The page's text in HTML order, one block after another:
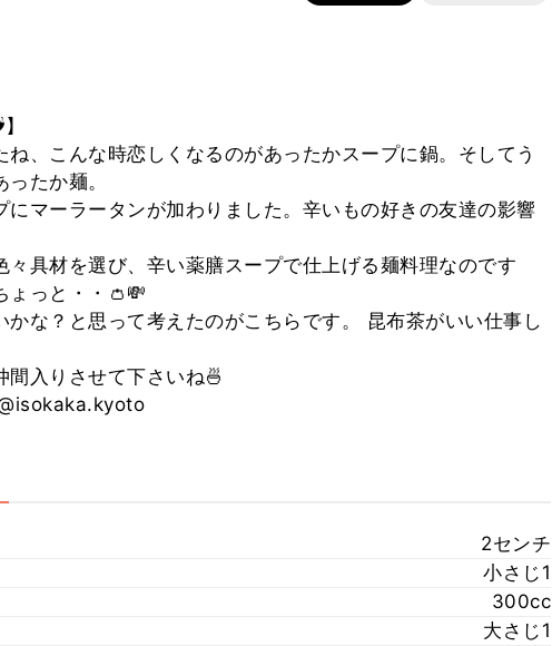
、こんな時恋しくなるのがあったかスープに鍋。そしてう
たか麺。
にマーラータンが加わりました。辛いもの好きの友達の影響
々具材を選び、辛い薬膳スープで仕上げる麺料理なのです
ょっと・・👛💸
かな？と思って考えたのがこちらです。 昆布茶がいい仕事し
入りさせて下さいね🍜
2センチ
小さじ1
300cc
大さじ1